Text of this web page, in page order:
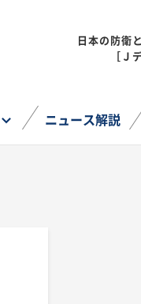
日本の防衛
［Ｊ
ニュース解説